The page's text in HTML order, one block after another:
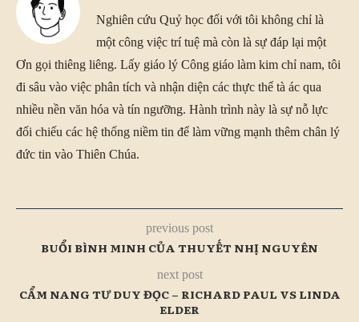
Nghiên cứu Quỷ học đối với tôi không chỉ là
một công việc trí tuệ mà còn là sự đáp lại một
Ơn gọi thiêng liêng. Lấy giáo lý Công giáo làm kim chỉ nam, tôi
đi sâu vào việc phân tích và nhận diện các thực thể tà ác qua
nhiều nền văn hóa và tín ngưỡng. Hành trình này là sự nỗ lực
đối chiếu các hệ thống niềm tin để làm vững mạnh thêm chân lý
đức tin vào Thiên Chúa.
previous post
BUỔI BÌNH MINH CỦA THUYẾT NHỊ NGUYÊN
next post
CẨM NANG TƯ DUY ĐỌC – RICHARD PAUL VS LINDA
ELDER